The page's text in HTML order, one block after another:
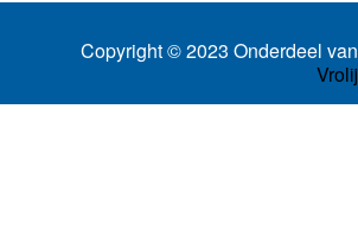
Copyright © 2023 Onderdeel van